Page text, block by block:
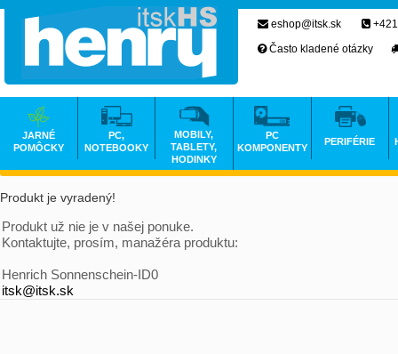
Produkt je vyradený!
Produkt už nie je v našej ponuke.
Kontaktujte, prosím, manažéra produktu:
Henrich Sonnenschein-ID0
itsk@itsk.sk
eshop@itsk.sk
Často kladené otázky
JARNÉ
POMÔCKY
PC,
NOTEBOOKY
MOBILY,
TABLETY,
HODINKY
PC
KOMPONENTY
PERIFÉRIE